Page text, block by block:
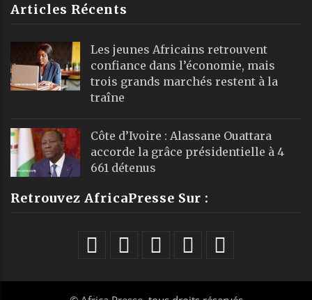
Articles Récents
Les jeunes Africains retrouvent
confiance dans l’économie, mais
trois grands marchés restent à la
traîne
Côte d’Ivoire : Alassane Ouattara
accorde la grâce présidentielle à 4
661 détenus
Retrouvez AfricaPresse Sur :